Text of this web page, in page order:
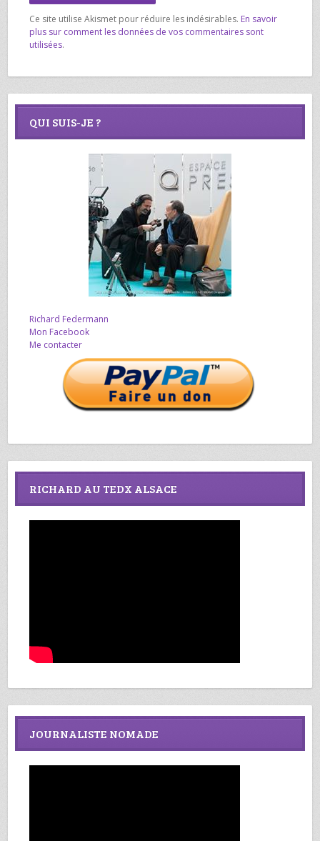
Ce site utilise Akismet pour réduire les indésirables. En savoir
plus sur comment les données de vos commentaires sont
utilisées.
QUI SUIS-JE ?
Richard Federmann
Mon Facebook
Me contacter
RICHARD AU TEDX ALSACE
JOURNALISTE NOMADE